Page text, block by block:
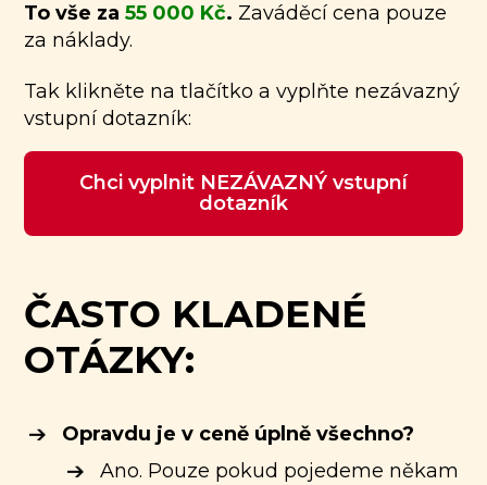
To vše za55 000 Kč. Zaváděcí cena pouze
za náklady.
Tak klikněte na tlačítko a vyplňte nezávazný
vstupní dotazník:
Chci vyplnit NEZÁVAZNÝ vstupní
dotazník
ČASTO KLADENÉ
OTÁZKY:
Opravdu je v ceně úplně všechno?
Ano. Pouze pokud pojedeme někam